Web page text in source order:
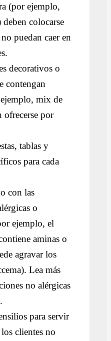
(por ejemplo,
deben colocarse
puedan caer en
decorativos o
contengan
mix de
ofrecerse por
tablas y
para cada
con las
o
ejemplo, el
aminas o
agravar los
Lea más
no alérgicas
para servir
clientes no